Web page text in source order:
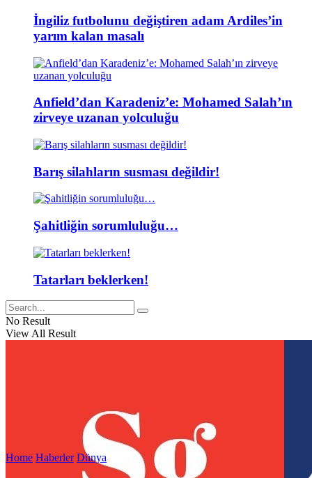
İngiliz futbolunu değiştiren adam Ardiles’in
yarım kalan masalı
Anfield’dan Karadeniz’e: Mohamed Salah’ın
zirveye uzanan yolculuğu
Barış silahların susması değildir!
Şahitliğin sorumluluğu…
Tatarları beklerken!
No Result
View All Result
Home Haberler Dünya